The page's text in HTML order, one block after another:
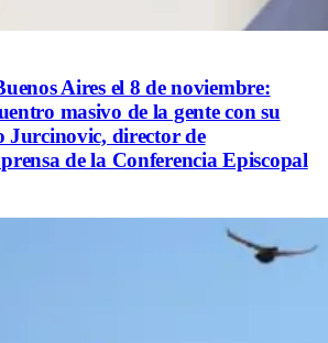
Aires el 8 de noviembre:
masivo de la gente con su
Jurcinovic, director de
de la Conferencia Episcopal